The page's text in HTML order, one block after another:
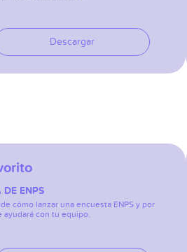
Descargar
DE ENPS
cómo lanzar una encuesta ENPS y por
ayudará con tu equipo.